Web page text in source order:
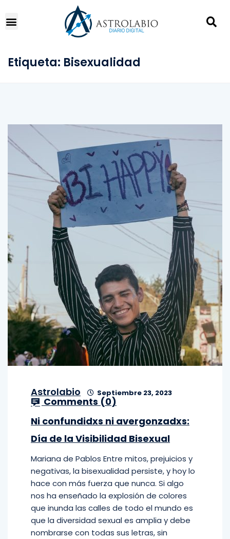
Etiqueta: Bisexualidad
Astrolabio Septiembre 23, 2023
Comments (0)
Ni confundidxs ni avergonzadxs:
Día de la Visibilidad Bisexual
Mariana de Pablos Entre mitos, prejuicios y
negativas, la bisexualidad persiste, y hoy lo
hace con más fuerza que nunca. Si algo
nos ha enseñado la explosión de colores
que inunda las calles de todo el mundo es
que la diversidad sexual es amplia y debe
nombrarse con todas sus letras, sin